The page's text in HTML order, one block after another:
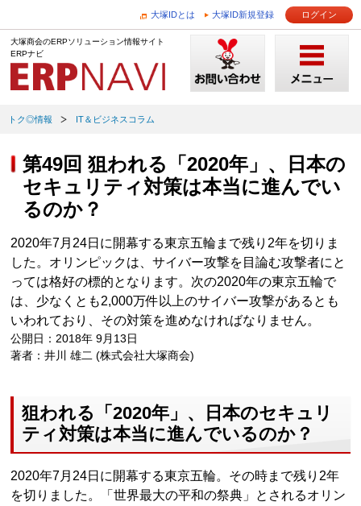
大塚IDとは 大塚ID新規登録 ログイン
大塚商会のERPソリューション情報サイト
ERPナビ
トク◎情報 IT＆ビジネスコラム
第49回 狙われる「2020年」、日本の
セキュリティ対策は本当に進んでい
るのか？
2020年7月24日に開幕する東京五輪まで残り2年を切りま
した。オリンピックは、サイバー攻撃を目論む攻撃者にと
っては格好の標的となります。次の2020年の東京五輪で
は、少なくとも2,000万件以上のサイバー攻撃があるとも
いわれており、その対策を進めなければなりません。
公開日：2018年 9月13日
著者：井川 雄二 (株式会社大塚商会)
狙われる「2020年」、日本のセキュリ
ティ対策は本当に進んでいるのか？
2020年7月24日に開幕する東京五輪。その時まで残り2年
を切りました。「世界最大の平和の祭典」とされるオリン